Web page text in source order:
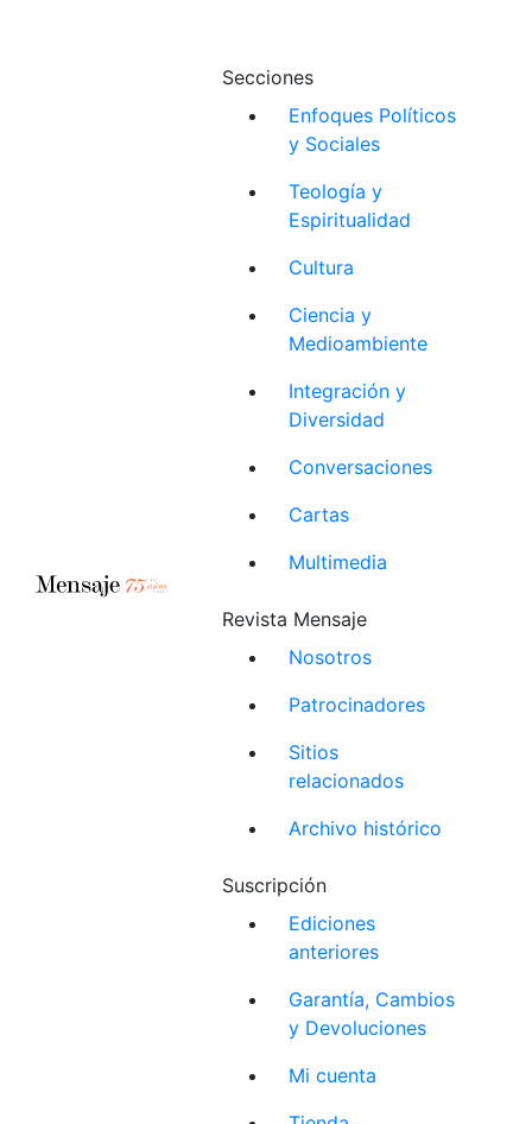
Secciones
Enfoques Políticos
y Sociales
Teología y
Espiritualidad
Cultura
Ciencia y
Medioambiente
Integración y
Diversidad
Conversaciones
Cartas
Multimedia
Revista Mensaje
Nosotros
Patrocinadores
Sitios
relacionados
Archivo histórico
Suscripción
Ediciones
anteriores
Garantía, Cambios
y Devoluciones
Mi cuenta